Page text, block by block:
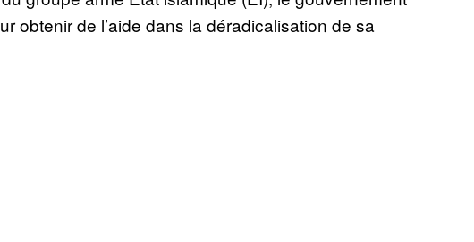
obtenir de l’aide dans la déradicalisation de sa